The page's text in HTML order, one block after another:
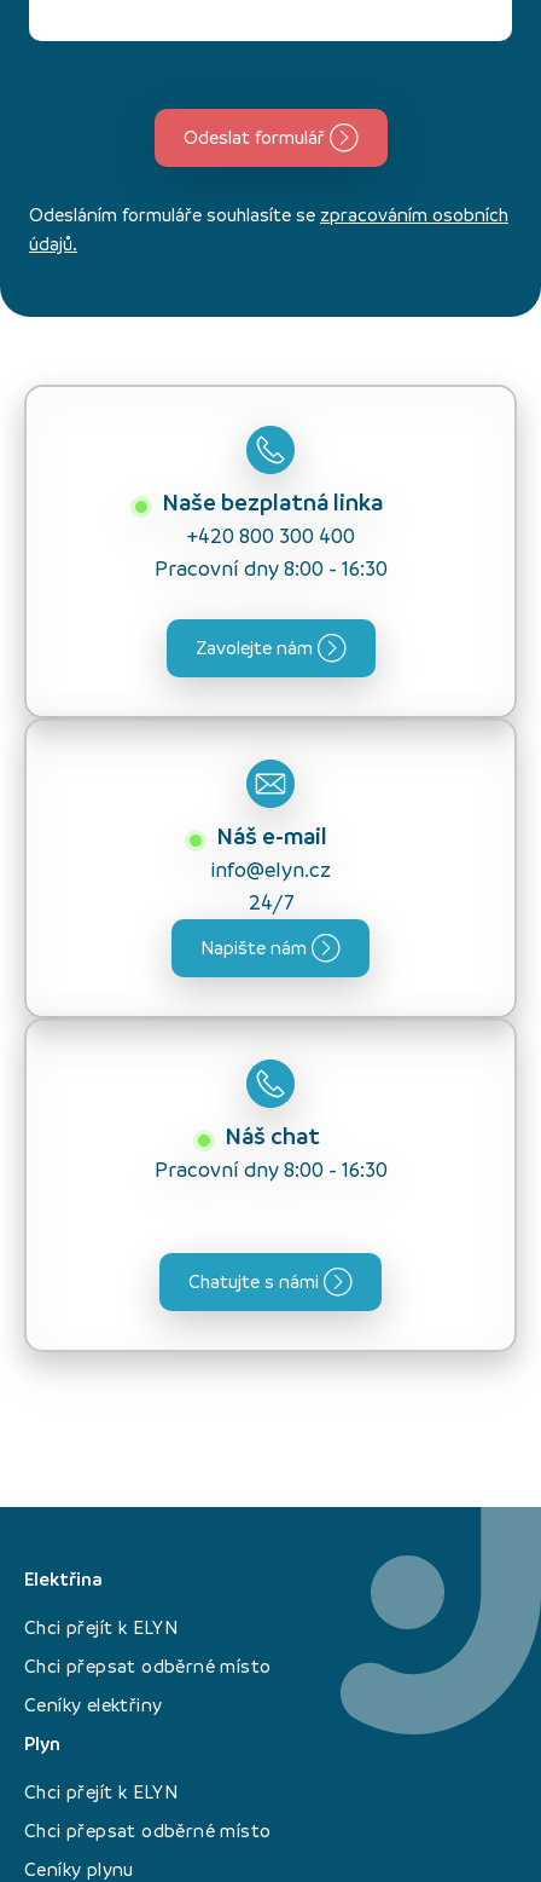
Odeslat formulář
Odesláním formuláře souhlasíte se zpracováním osobních
údajů.
Naše bezplatná linka
+420 800 300 400
Pracovní dny 8:00 - 16:30
Zavolejte nám
Náš e-mail
info@elyn.cz
24/7
Napište nám
Náš chat
Pracovní dny 8:00 - 16:30
Chatujte s námi
Elektřina
Chci přejít k ELYN
Chci přepsat odběrné místo
Ceníky elektřiny
Plyn
Chci přejít k ELYN
Chci přepsat odběrné místo
Ceníky plynu